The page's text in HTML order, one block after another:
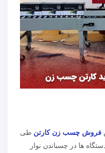
فروش چسب زن کارتن طی
ها در چسباندن نوار